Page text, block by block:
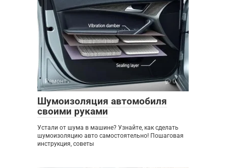
Ремонт 0
Шумоизоляция автомобиля
своими руками
Устали от шума в машине? Узнайте, как сделать
шумоизоляцию авто самостоятельно! Пошаговая
инструкция, советы